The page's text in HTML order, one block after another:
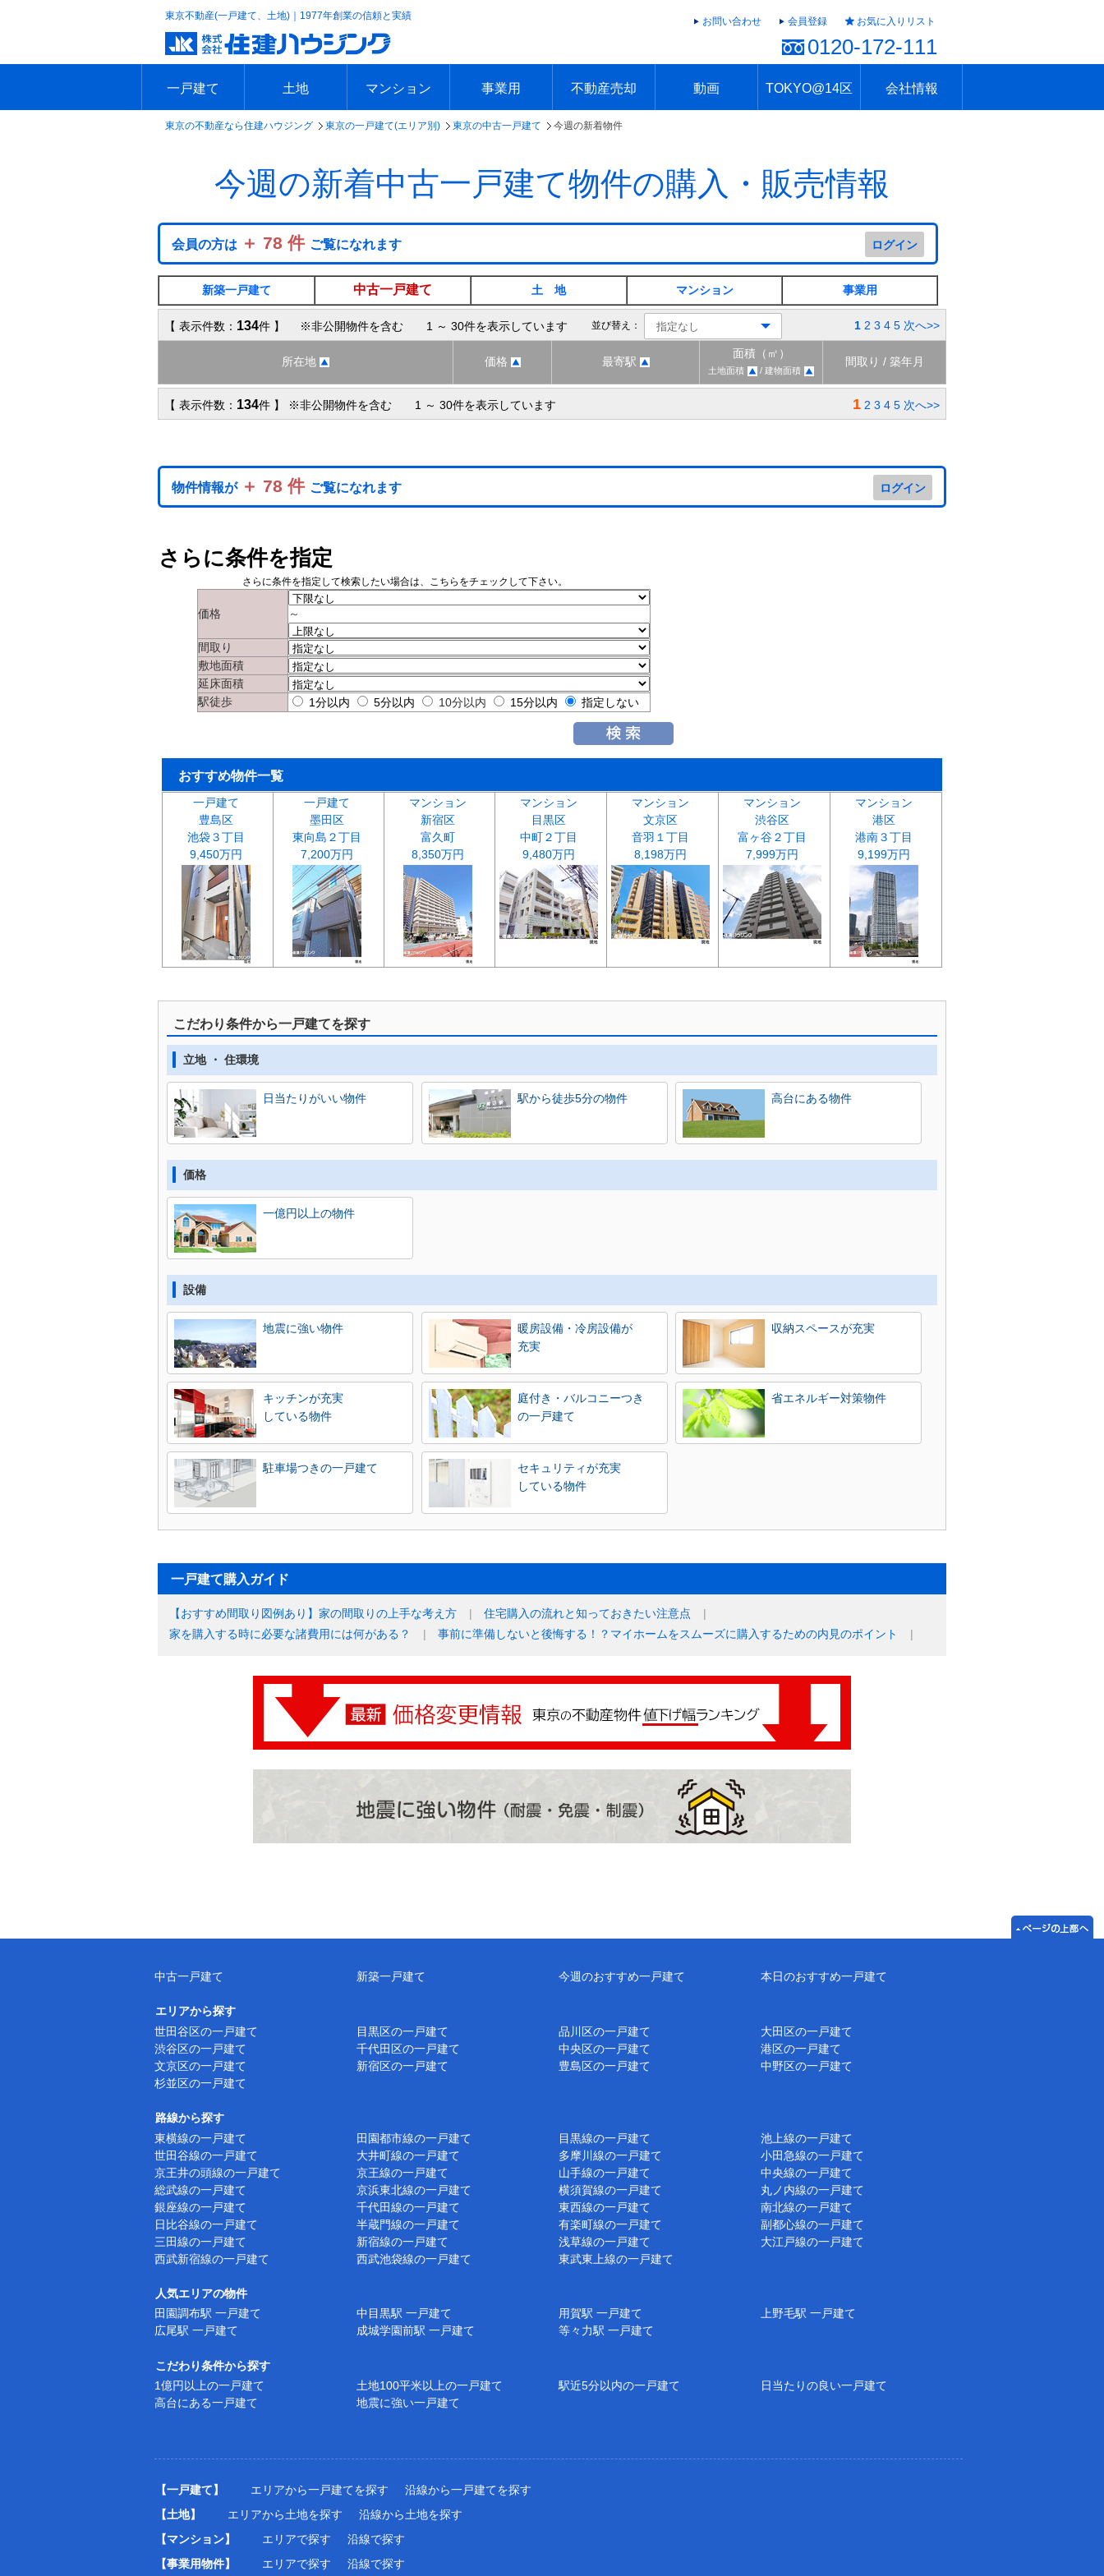
東京不動産(一戸建て、土地)｜1977年創業の信頼と実績
お問い合わせ 会員登録 お気に入りリスト
0120-172-111
一戸建て
エリアで探す
沿線で探す
新築一戸建て
中古一戸建て
本日の新着物件
今週の新着物件
土地
エリアで探す
沿線で探す
本日の新着物件
今週の新着物件
マンション
エリアで探す
沿線で探す
本日の新着物件
今週の新着物件
事業用
エリアで探す
沿線で探す
本日の新着物件
今週の新着物件
不動産売却
不動産売却トップ
簡単無料査定
不動産売却の流れ
不動産売却 Q&A
海外からの不動産売買
動画 TOKYO@14区 会社情報
東京の不動産なら住建ハウジング 東京の一戸建て(エリア別) 東京の中古一戸建て 今週の新着物件
今週の新着中古一戸建て物件の購入・販売情報
会員の方は ＋ 78 件 ご覧になれます ログイン
新築一戸建て 中古一戸建て 土 地 マンション 事業用
【 表示件数： 134件 】 ※非公開物件を含む 1 ～ 30件を表示しています 並び替え： 1 2 3 4 5 次へ>>
所在地 価格 最寄駅
面積（㎡）
土地面積 / 建物面積
間取り / 築年月
【 表示件数： 134件 】 ※非公開物件を含む 1 ～ 30件を表示しています 1 2 3 4 5 次へ>>
物件情報が ＋ 78 件 ご覧になれます ログイン
さらに条件を指定
さらに条件を指定して検索したい場合は、こちらをチェックして下さい。
価格 ～
間取り
敷地面積
延床面積
駅徒歩
1分以内 5分以内 10分以内 15分以内 指定しない
おすすめ物件一覧
一戸建て
豊島区
池袋３丁目
9,450万円
一戸建て
墨田区
東向島２丁目
7,200万円
マンション
新宿区
富久町
8,350万円
マンション
目黒区
中町２丁目
9,480万円
マンション
文京区
音羽１丁目
8,198万円
マンション
渋谷区
富ヶ谷２丁目
7,999万円
マンション
港区
港南３丁目
9,199万円
こだわり条件から一戸建てを探す
立地 ・ 住環境
日当たりがいい物件 駅から徒歩5分の物件 高台にある物件
価格
一億円以上の物件
設備
地震に強い物件
暖房設備・冷房設備が
充実
収納スペースが充実
キッチンが充実
している物件
庭付き・バルコニーつき
の一戸建て
省エネルギー対策物件
駐車場つきの一戸建て
セキュリティが充実
している物件
一戸建て購入ガイド
【おすすめ間取り図例あり】家の間取りの上手な考え方
住宅購入の流れと知っておきたい注意点
家を購入する時に必要な諸費用には何がある？
事前に準備しないと後悔する！？マイホームをスムーズに購入するための内見のポイント
中古一戸建て 新築一戸建て 今週のおすすめ一戸建て 本日のおすすめ一戸建て
エリアから探す
世田谷区の一戸建て
目黒区の一戸建て 品川区の一戸建て
大田区の一戸建て
渋谷区の一戸建て
千代田区の一戸建て 中央区の一戸建て
港区の一戸建て
文京区の一戸建て
新宿区の一戸建て 豊島区の一戸建て
中野区の一戸建て
杉並区の一戸建て
路線から探す
東横線の一戸建て
田園都市線の一戸建て 目黒線の一戸建て
池上線の一戸建て
世田谷線の一戸建て
大井町線の一戸建て 多摩川線の一戸建て
小田急線の一戸建て
京王井の頭線の一戸建て
京王線の一戸建て 山手線の一戸建て
中央線の一戸建て
総武線の一戸建て
京浜東北線の一戸建て 横須賀線の一戸建て
丸ノ内線の一戸建て
銀座線の一戸建て
千代田線の一戸建て 東西線の一戸建て
南北線の一戸建て
日比谷線の一戸建て
半蔵門線の一戸建て 有楽町線の一戸建て
副都心線の一戸建て
三田線の一戸建て
新宿線の一戸建て 浅草線の一戸建て
大江戸線の一戸建て
西武新宿線の一戸建て
西武池袋線の一戸建て 東武東上線の一戸建て
人気エリアの物件
田園調布駅 一戸建て
中目黒駅 一戸建て 用賀駅 一戸建て
上野毛駅 一戸建て
広尾駅 一戸建て
成城学園前駅 一戸建て 等々力駅 一戸建て
こだわり条件から探す
1億円以上の一戸建て
土地100平米以上の一戸建て 駅近5分以内の一戸建て
日当たりの良い一戸建て
高台にある一戸建て
地震に強い一戸建て
【一戸建て】 エリアから一戸建てを探す
沿線から一戸建てを探す
【土地】
エリアから土地を探す
沿線から土地を探す
【マンション】
エリアで探す
沿線で探す
【事業用物件】
エリアで探す 沿線で探す